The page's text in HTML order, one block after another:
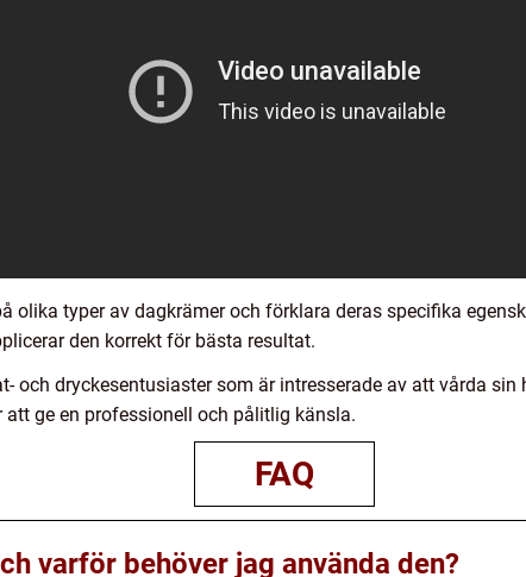
olika typer av dagkrämer och förklara deras specifika
den korrekt för bästa resultat.
och dryckesentusiaster som är intresserade av att vårda
ge en professionell och pålitlig känsla.
FAQ
varför behöver jag använda den?